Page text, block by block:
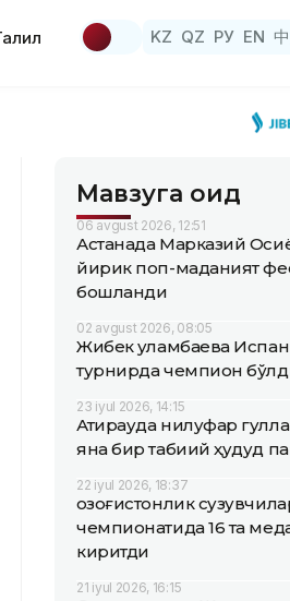
KZ QZ РУ EN
Мавзуга оид
06 avgust 2026, 12:51
Астанада Марказий
йирик поп-маданият
бошланди
02 avgust 2026, 08:05
Жибек Қуламбаева
турнирда чемпион
23 iyul 2026, 14:15
Атирауда нилуфар
яна бир табиий ҳудуд
22 iyul 2026, 18:37
Қозоғистонлик
чемпионатида 16 та
киритди
21 iyul 2026, 16:15